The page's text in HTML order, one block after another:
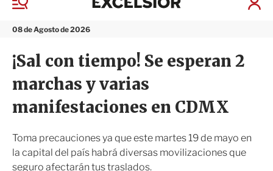
M
n
08 de Agosto de 2026
I
x
i
¡Sal con tiempo! Se esperan 2
marchas y varias
manifestaciones en CDMX
Toma precauciones ya que este martes 19 de mayo en
la capital del país habrá diversas movilizaciones que
seguro afectarán tus traslados.